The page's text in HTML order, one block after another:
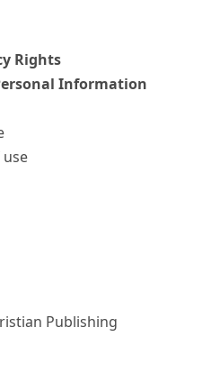
Rights
Information
Publishing